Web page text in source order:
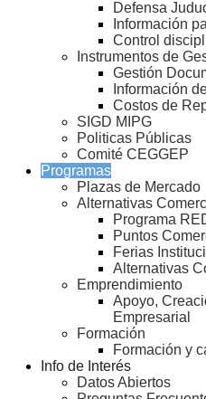
Defensa
Información
Control
Instrumentos de
Gestión
Información
Costos de
SIGD MIPG
Politicas Públicas
Comité CEGGEP
Programas
Plazas de Mercado
Alternativas
Programa
Puntos
Ferias
Alternativas
Emprendimiento
Apoyo,
Empresarial
Formación
Formación y
Info de Interés
Datos Abiertos